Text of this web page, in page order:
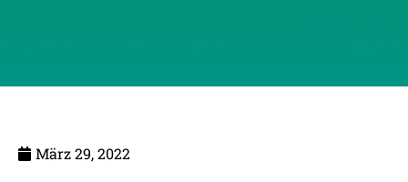
März 29, 2022